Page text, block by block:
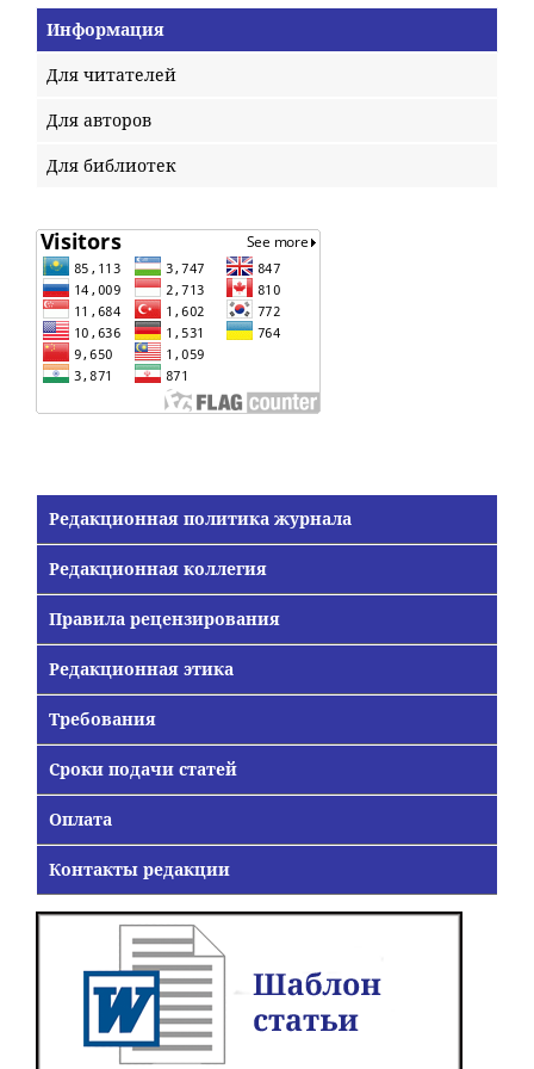
Информация
Для читателей
Для авторов
Для библиотек
Редакционная политика журнала
Редакционная коллегия
Правила рецензирования
Редакционная этика
Требования
Сроки подачи статей
Оплата
Контакты редакции